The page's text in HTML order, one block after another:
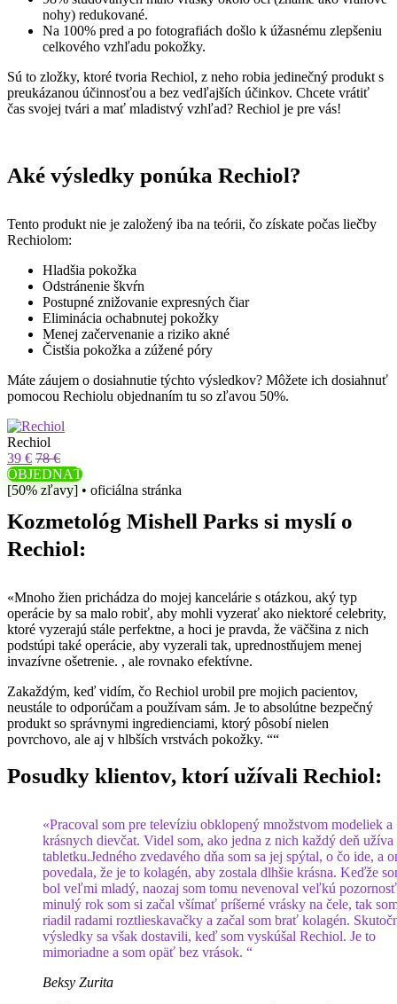
nohy) redukované.
Na 100% pred a po fotografiách došlo k úžasnému zlepšeniu
celkového vzhľadu pokožky.
Sú to zložky, ktoré tvoria Rechiol, z neho robia jedinečný produkt s
preukázanou účinnosťou a bez vedľajších účinkov. Chcete vrátiť
čas svojej tvári a mať mladistvý vzhľad? Rechiol je pre vás!
Aké výsledky ponúka Rechiol?
Tento produkt nie je založený iba na teórii, čo získate počas liečby
Rechiolom:
Hladšia pokožka
Odstránenie škvŕn
Postupné znižovanie expresných čiar
Eliminácia ochabnutej pokožky
Menej začervenanie a riziko akné
Čistšia pokožka a zúžené póry
Máte záujem o dosiahnutie týchto výsledkov? Môžete ich dosiahnuť
pomocou Rechiolu objednaním tu so zľavou 50%.
Rechiol
39 € 78 €
OBJEDNAŤ
[50% zľavy] • oficiálna stránka
Kozmetológ Mishell Parks si myslí o
Rechiol:
«Mnoho žien prichádza do mojej kancelárie s otázkou, aký typ
operácie by sa malo robiť, aby mohli vyzerať ako niektoré celebrity,
ktoré vyzerajú stále perfektne, a hoci je pravda, že väčšina z nich
podstúpi také operácie, aby vyzerali tak, uprednostňujem menej
invazívne ošetrenie. , ale rovnako efektívne.
Zakaždým, keď vidím, čo Rechiol urobil pre mojich pacientov,
neustále to odporúčam a používam sám. Je to absolútne bezpečný
produkt so správnymi ingredienciami, ktorý pôsobí nielen
povrchovo, ale aj v hlbších vrstvách pokožky. ““
Posudky klientov, ktorí užívali Rechiol:
«Pracoval som pre televíziu obklopený množstvom modeliek a
krásnych dievčat. Videl som, ako jedna z nich každý deň užíva
tabletku.Jedného zvedavého dňa som sa jej spýtal, o čo ide, a
povedala, že je to kolagén, aby zostala dlhšie krásna. Keďže
bol veľmi mladý, naozaj som tomu nevenoval veľkú
minulý rok som si začal všímať príšerné vrásky na čele, tak
riadil radami roztlieskavačky a začal som brať kolagén.
výsledky sa však dostavili, keď som vyskúšal Rechiol. Je to
mimoriadne a som opäť bez vrások. “
Beksy Zurita